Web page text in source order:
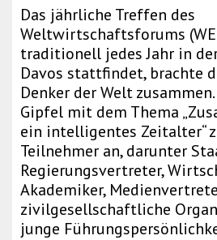
Das jährliche Treffen des
Weltwirtschaftsforums
traditionell jedes Jahr in
Davos stattfindet, brachte
Denker der Welt
Gipfel mit dem Thema
ein intelligentes Zeitalter“
Teilnehmer an, darunter
Regierungsvertreter,
Akademiker,
zivilgesellschaftliche
junge